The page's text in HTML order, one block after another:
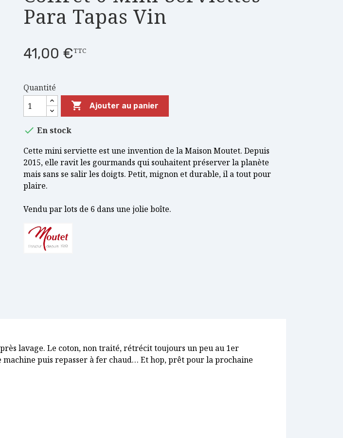
Para Tapas Vin
41,00 €TTC
Quantité
 Ajouter au panier
 En stock
Cette mini serviette est une invention de la Maison Moutet. Depuis
2015, elle ravit les gourmands qui souhaitent préserver la planète
mais sans se salir les doigts. Petit, mignon et durable, il a tout pour
plaire.
Vendu par lots de 6 dans une jolie boîte.
lavage. Le coton, non traité, rétrécit toujours un peu au 1er
puis repasser à fer chaud… Et hop, prêt pour la prochaine